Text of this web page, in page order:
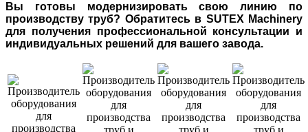
Вы готовы модернизировать свою линию по
производству труб? Обратитесь в SUTEX Machinery
для получения профессиональной консультации и
индивидуальных решений для вашего завода.